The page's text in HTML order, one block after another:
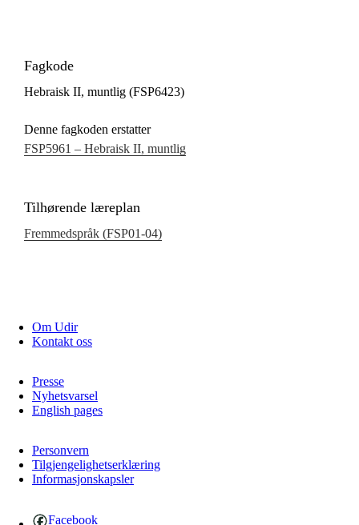
Fagkode
Hebraisk II, muntlig (FSP6423)
Denne fagkoden erstatter
FSP5961 – Hebraisk II, muntlig
Tilhørende læreplan
Fremmedspråk (FSP01‑04)
Om Udir
Kontakt oss
Presse
Nyhetsvarsel
English pages
Personvern
Tilgjengelighetserklæring
Informasjonskapsler
Facebook